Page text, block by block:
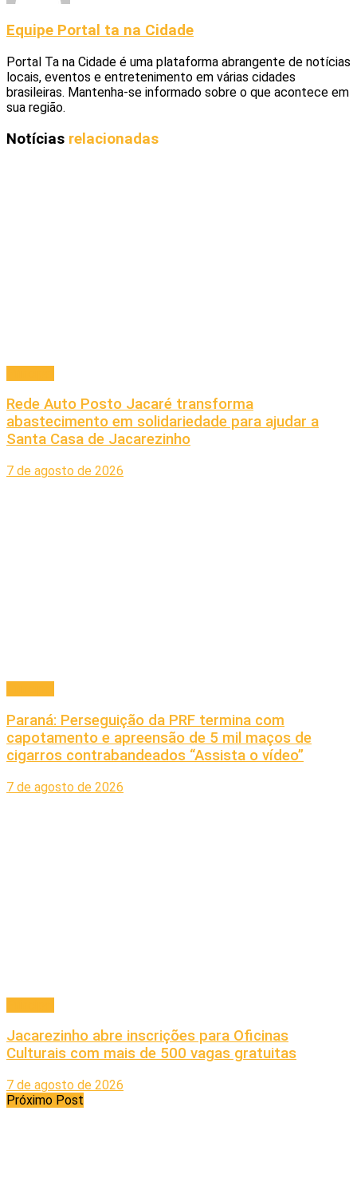
Equipe Portal ta na Cidade
Portal Ta na Cidade é uma plataforma abrangente de notícias
locais, eventos e entretenimento em várias cidades
brasileiras. Mantenha-se informado sobre o que acontece em
sua região.
Notícias relacionadas
Rede Auto Posto Jacaré transforma
abastecimento em solidariedade para ajudar a
Santa Casa de Jacarezinho
7 de agosto de 2026
Paraná: Perseguição da PRF termina com
capotamento e apreensão de 5 mil maços de
cigarros contrabandeados “Assista o vídeo”
7 de agosto de 2026
Jacarezinho abre inscrições para Oficinas
Culturais com mais de 500 vagas gratuitas
7 de agosto de 2026
Próximo Post